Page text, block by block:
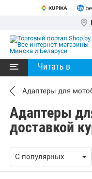
Читать в
Адаптеры для
Адаптеры
доставкой